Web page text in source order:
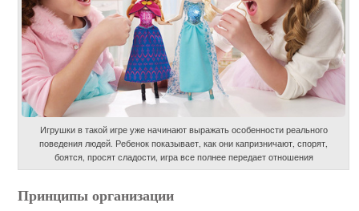
Игрушки в такой игре уже начинают выражать особенности реального
поведения людей. Ребенок показывает, как они капризничают, спорят,
боятся, просят сладости, игра все полнее передает отношения
Принципы организации